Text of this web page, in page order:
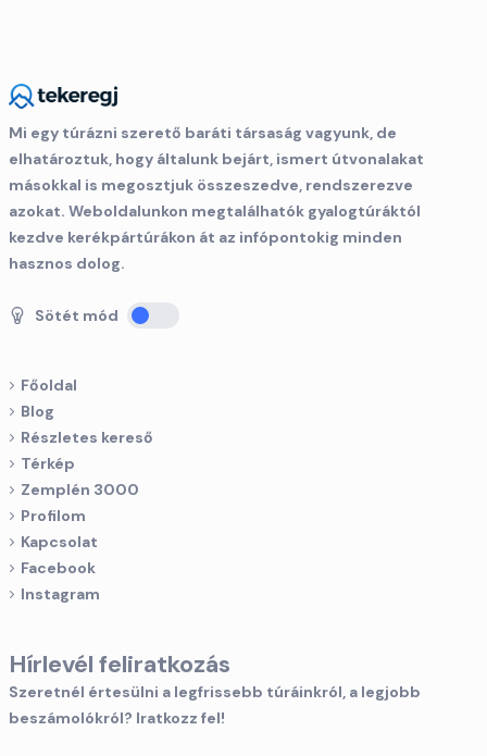
Mi egy túrázni szerető baráti társaság vagyunk, de
elhatároztuk, hogy általunk bejárt, ismert útvonalakat
másokkal is megosztjuk összeszedve, rendszerezve
azokat. Weboldalunkon megtalálhatók gyalogtúráktól
kezdve kerékpártúrákon át az infópontokig minden
hasznos dolog.
Sötét mód
Főoldal
Blog
Részletes kereső
Térkép
Zemplén 3000
Profilom
Kapcsolat
Facebook
Instagram
Hírlevél feliratkozás
Szeretnél értesülni a legfrissebb túráinkról, a legjobb
beszámolókról? Iratkozz fel!